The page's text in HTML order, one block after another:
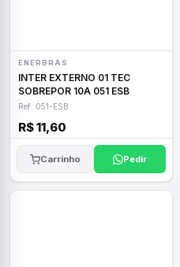
ENERBRAS
INTER EXTERNO 01 TEC
SOBREPOR 10A 051 ESB
Ref: 051-ESB
R$ 11,60
Carrinho Pedir